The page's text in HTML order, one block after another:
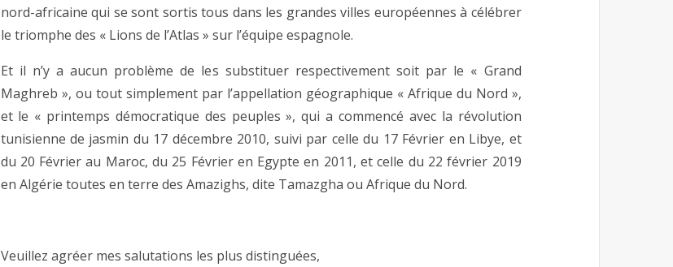
nord-africaine qui se sont sortis tous dans les grandes villes européennes à célébrer
le triomphe des « Lions de l’Atlas » sur l’équipe espagnole.
Et il n’y a aucun problème de les substituer respectivement soit par le « Grand
Maghreb », ou tout simplement par l’appellation géographique « Afrique du Nord »,
et le « printemps démocratique des peuples », qui a commencé avec la révolution
tunisienne de jasmin du 17 décembre 2010, suivi par celle du 17 Février en Libye, et
du 20 Février au Maroc, du 25 Février en Egypte en 2011, et celle du 22 février 2019
en Algérie toutes en terre des Amazighs, dite Tamazgha ou Afrique du Nord.
Veuillez agréer mes salutations les plus distinguées,